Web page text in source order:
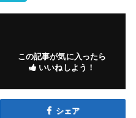
この記事が気に入ったら
いいねしよう！
シェア